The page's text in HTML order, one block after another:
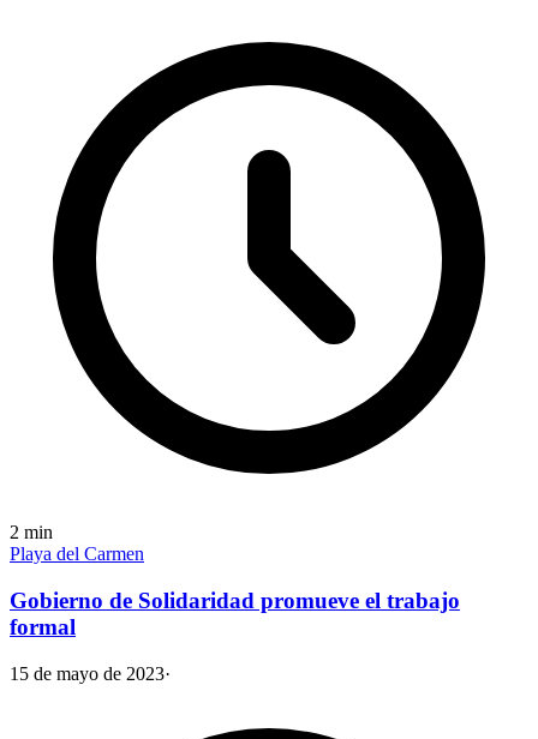
2 min
Playa del Carmen
Gobierno de Solidaridad promueve el trabajo
formal
15 de mayo de 2023·